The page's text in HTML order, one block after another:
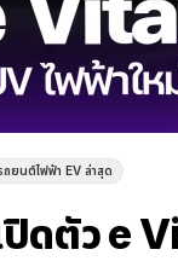
ถยนต์ไฟฟ้า EV ล่าสุด
ดตัว e